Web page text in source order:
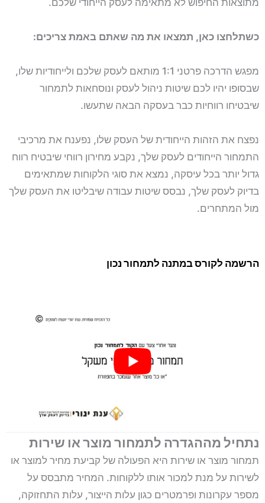
כשתלחצו כאן, תמצאו את מה שאתם באמת צריכים:
מפגש הדרכה פרטני 1:1 מותאם לעסק שלכם ולייחודיות שלו,
שבסופו יהיו לכם שיטות ניהול לעסק ונוסחאות לתמחור
שיבטיחו רווחיות כבר בעסקה הבאה שתעשו.
נפצח את הזהות הייחודית של העסק שלו, נפענח את מרכיבי
התמחור הייחודים לעסק שלך, נקבע מחירון רווחי שיבטיח רווח
גדול יותר בכל עיסקה, נמצא את סוגי הלקוחות שמתאימים
בדיוק לעסק שלך, נבסס שיטות עבודה שיבליטו את העסק שלך
מול המתחרים.
הרשמה לקורס במתנה לתמחור נכון
נתחיל מההגדרה לתמחור מוצר או שירות
תמחור מוצר או שירות היא הפעולה של קביעת מחיר למוצר או
לשירות על מנת למכור אותו ללקוחות. המחיר מתבסס על
מספר עקרונות ופרמטרים כגון עלות הייצור, עלות התחזוקה,